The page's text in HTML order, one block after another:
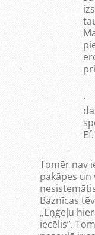
·
Tomēr nav
pakāpes un
Baznīcas
„Eņģeļu
iecēlis”.